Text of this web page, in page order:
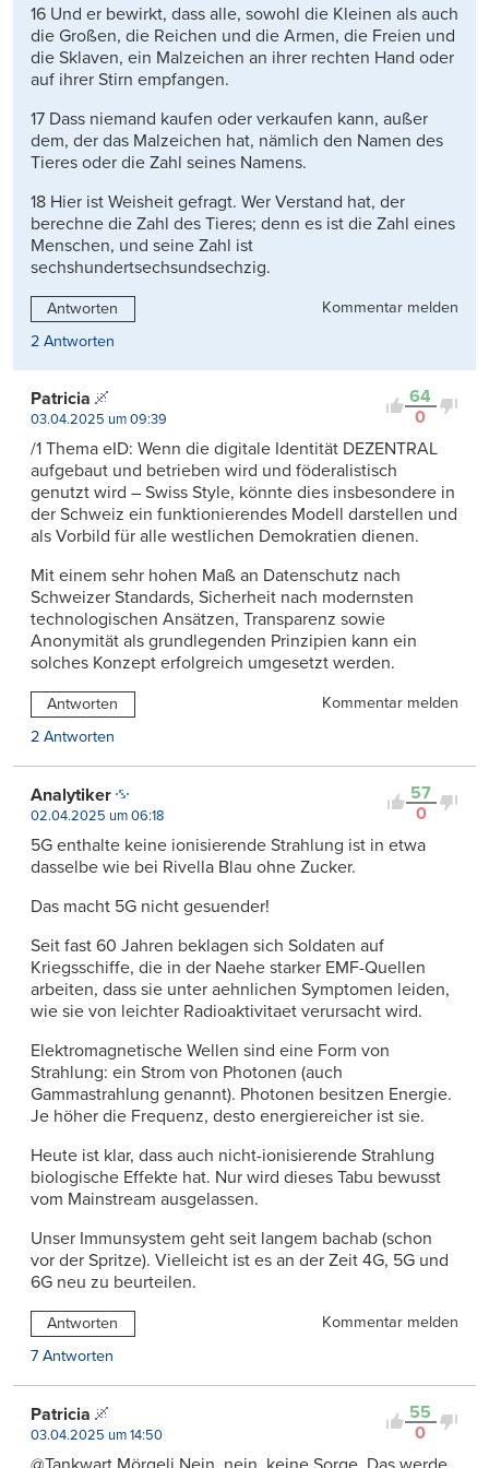
16 Und er bewirkt, dass alle, sowohl die Kleinen als auch
die Großen, die Reichen und die Armen, die Freien und
die Sklaven, ein Malzeichen an ihrer rechten Hand oder
auf ihrer Stirn empfangen.
17 Dass niemand kaufen oder verkaufen kann, außer
dem, der das Malzeichen hat, nämlich den Namen des
Tieres oder die Zahl seines Namens.
18 Hier ist Weisheit gefragt. Wer Verstand hat, der
berechne die Zahl des Tieres; denn es ist die Zahl eines
Menschen, und seine Zahl ist
sechshundertsechsundsechzig.
Antworten
Kommentar melden
2 Antworten
64
0
Patricia
03.04.2025 um 09:39
/1 Thema eID: Wenn die digitale Identität DEZENTRAL
aufgebaut und betrieben wird und föderalistisch
genutzt wird – Swiss Style, könnte dies insbesondere in
der Schweiz ein funktionierendes Modell darstellen und
als Vorbild für alle westlichen Demokratien dienen.
Mit einem sehr hohen Maß an Datenschutz nach
Schweizer Standards, Sicherheit nach modernsten
technologischen Ansätzen, Transparenz sowie
Anonymität als grundlegenden Prinzipien kann ein
solches Konzept erfolgreich umgesetzt werden.
Antworten
Kommentar melden
2 Antworten
57
0
Analytiker
02.04.2025 um 06:18
5G enthalte keine ionisierende Strahlung ist in etwa
dasselbe wie bei Rivella Blau ohne Zucker.
Das macht 5G nicht gesuender!
Seit fast 60 Jahren beklagen sich Soldaten auf
Kriegsschiffe, die in der Naehe starker EMF-Quellen
arbeiten, dass sie unter aehnlichen Symptomen leiden,
wie sie von leichter Radioaktivitaet verursacht wird.
Elektromagnetische Wellen sind eine Form von
Strahlung: ein Strom von Photonen (auch
Gammastrahlung genannt). Photonen besitzen Energie.
Je höher die Frequenz, desto energiereicher ist sie.
Heute ist klar, dass auch nicht-ionisierende Strahlung
biologische Effekte hat. Nur wird dieses Tabu bewusst
vom Mainstream ausgelassen.
Unser Immunsystem geht seit langem bachab (schon
vor der Spritze). Vielleicht ist es an der Zeit 4G, 5G und
6G neu zu beurteilen.
Antworten
Kommentar melden
7 Antworten
55
0
Patricia
03.04.2025 um 14:50